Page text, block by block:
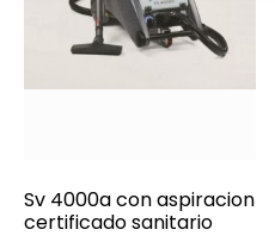
Sv 4000a con aspiracion
certificado sanitario